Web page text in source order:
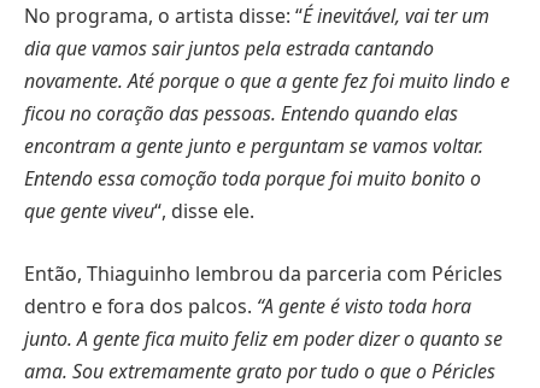
No programa, o artista disse: “É inevitável, vai ter um
dia que vamos sair juntos pela estrada cantando
novamente. Até porque o que a gente fez foi muito lindo e
ficou no coração das pessoas. Entendo quando elas
encontram a gente junto e perguntam se vamos voltar.
Entendo essa comoção toda porque foi muito bonito o
que gente viveu“, disse ele.
Então, Thiaguinho lembrou da parceria com Péricles
dentro e fora dos palcos. “A gente é visto toda hora
junto. A gente fica muito feliz em poder dizer o quanto se
ama. Sou extremamente grato por tudo o que o Péricles